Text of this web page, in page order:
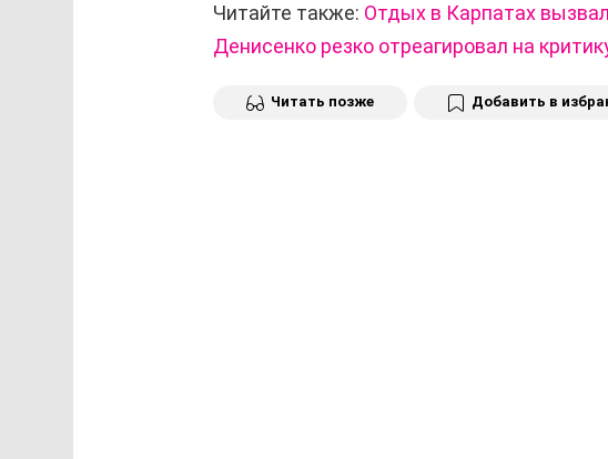
Читайте также: Отдых в Карпатах
Денисенко резко отреагировал на
Читать позже Добавить в